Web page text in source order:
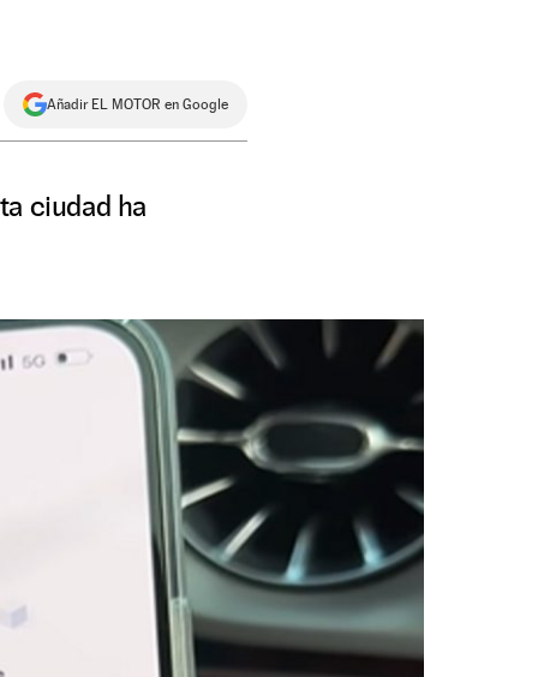
Añadir EL MOTOR en Google
ciudad ha